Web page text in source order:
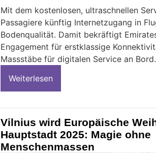
Mit dem kostenlosen, ultraschnellen
Passagiere künftig Internetzugang in
Bodenqualität. Damit bekräftigt
Engagement für erstklassige
Massstäbe für digitalen Service an Bord.
Weiterlesen
Vilnius wird Europäische
Hauptstadt 2025: Magie ohne
Menschenmassen